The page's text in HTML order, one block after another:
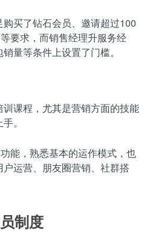
买了钻石会员、邀请超过100
要求，而销售经理升服务经
量等条件上设置了门槛。
课程，尤其是营销方面的技能
。
能，熟悉基本的运作模式，也
运营、朋友圈营销、社群搭
制度